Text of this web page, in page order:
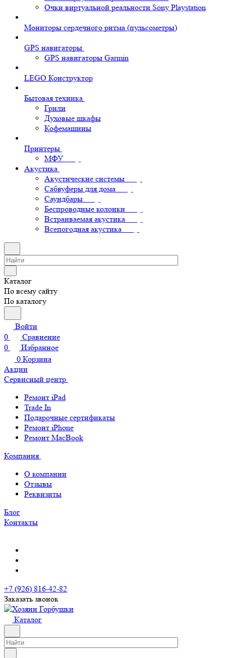
Очки виртуальной реальности Sony Playstation
Мониторы сердечного ритма (пульсометры)
GPS навигаторы
GPS навигаторы Garmin
LEGO Конструктор
Бытовая техника
Грили
Духовые шкафы
Кофемашины
Принтеры
МФУ
Акустика
Акустические системы
Сабвуферы для дома
Саундбары
Беспроводные колонки
Встраиваемая акустика
Всепогодная акустика
Каталог
По всему сайту
По каталогу
Войти
0
Сравнение
0
Избранное
0 Корзина
Акции
Сервисный центр
Ремонт iPad
Trade In
Подарочные сертификаты
Ремонт iPhone
Ремонт MacBook
Компания
О компании
Отзывы
Реквизиты
Блог
Контакты
+7 (926) 816-42-82
Заказать звонок
Каталог